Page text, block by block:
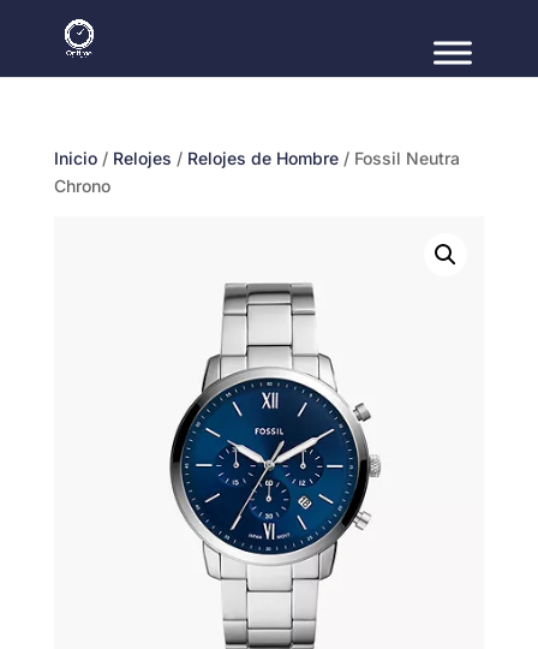
Inicio/ Relojes / Relojes de Hombre/ Fossil Neutra
Chrono